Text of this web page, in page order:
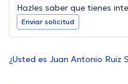
Hazles saber que tienes
Enviar solicitud
¿Usted es Juan Antonio Ruiz